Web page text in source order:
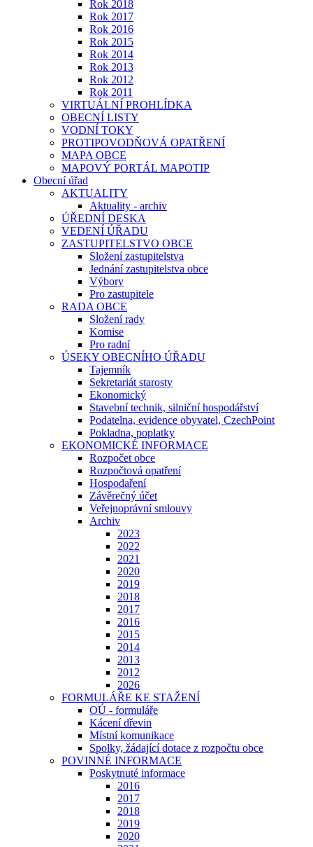
Rok 2018
Rok 2017
Rok 2016
Rok 2015
Rok 2014
Rok 2013
Rok 2012
Rok 2011
VIRTUÁLNÍ PROHLÍDKA
OBECNÍ LISTY
VODNÍ TOKY
PROTIPOVODŇOVÁ OPATŘENÍ
MAPA OBCE
MAPOVÝ PORTÁL MAPOTIP
Obecní úřad
AKTUALITY
Aktuality - archiv
ÚŘEDNÍ DESKA
VEDENÍ ÚŘADU
ZASTUPITELSTVO OBCE
Složení zastupitelstva
Jednání zastupitelstva obce
Výbory
Pro zastupitele
RADA OBCE
Složení rady
Komise
Pro radní
ÚSEKY OBECNÍHO ÚŘADU
Tajemník
Sekretariát starosty
Ekonomický
Stavební technik, silniční hospodářství
Podatelna, evidence obyvatel, CzechPoint
Pokladna, poplatky
EKONOMICKÉ INFORMACE
Rozpočet obce
Rozpočtová opatření
Hospodaření
Závěrečný účet
Veřejnoprávní smlouvy
Archiv
2023
2022
2021
2020
2019
2018
2017
2016
2015
2014
2013
2012
2026
FORMULÁŘE KE STAŽENÍ
OÚ - formuláře
Kácení dřevin
Místní komunikace
Spolky, žádající dotace z rozpočtu obce
POVINNÉ INFORMACE
Poskytnuté informace
2016
2017
2018
2019
2020